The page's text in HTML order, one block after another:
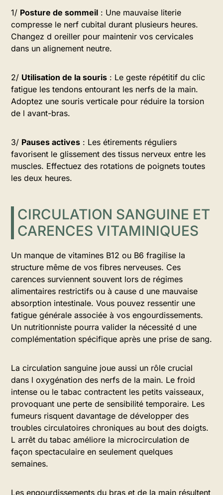
1/ Posture de sommeil : Une mauvaise literie
compresse le nerf cubital durant plusieurs heures.
Changez d oreiller pour maintenir vos cervicales
dans un alignement neutre.
2/ Utilisation de la souris : Le geste répétitif du clic
fatigue les tendons entourant les nerfs de la main.
Adoptez une souris verticale pour réduire la torsion
de l avant-bras.
3/ Pauses actives : Les étirements réguliers
favorisent le glissement des tissus nerveux entre les
muscles. Effectuez des rotations de poignets toutes
les deux heures.
CIRCULATION SANGUINE ET
CARENCES VITAMINIQUES
Un manque de vitamines B12 ou B6 fragilise la
structure même de vos fibres nerveuses. Ces
carences surviennent souvent lors de régimes
alimentaires restrictifs ou à cause d une mauvaise
absorption intestinale. Vous pouvez ressentir une
fatigue générale associée à vos engourdissements.
Un nutritionniste pourra valider la nécessité d une
complémentation spécifique après une prise de sang.
La circulation sanguine joue aussi un rôle crucial
dans l oxygénation des nerfs de la main. Le froid
intense ou le tabac contractent les petits vaisseaux,
provoquant une perte de sensibilité temporaire. Les
fumeurs risquent davantage de développer des
troubles circulatoires chroniques au bout des doigts.
L arrêt du tabac améliore la microcirculation de
façon spectaculaire en seulement quelques
semaines.
Les engourdissements du bras et de la main résultent